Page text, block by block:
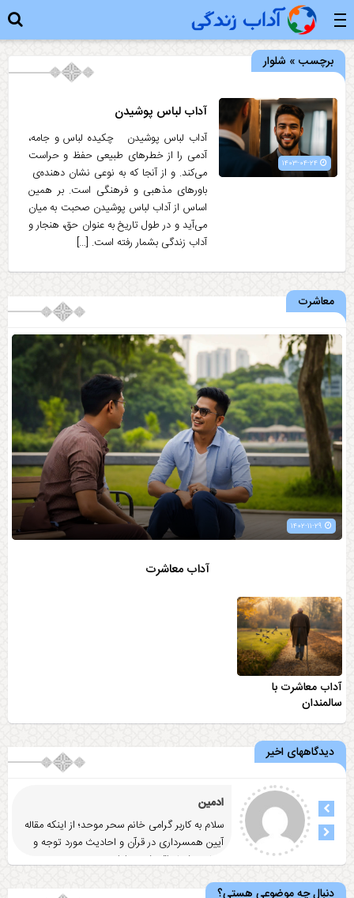
برچسب » شلوار
آداب لباس پوشیدن
آداب لباس پوشیدن چکیده لباس و جامه،
آدمی را از خطرهای طبیعی حفظ و حراست
می‌کند. و از آنجا که به نوعی نشان دهنده‌ی
باورهای مذهبی و فرهنگی است. بر همین
اساس از آداب لباس پوشیدن صحبت به میان
می‌آید و در طول تاریخ به عنوان حق، هنجار و
آداب زندگی بشمار رفته است. […]
معاشرت
آداب معاشرت
آداب معاشرت با
سالمندان
دیدگاههای اخیر
ادمین
سلام به کاربر گرامی خانم سحر موحد؛ از اینکه مقاله
آيين همسرداری در قرآن و احاديث مورد توجه و
رضایت شما واقع شد
... ادامه
دنبال چه موضوعی هستی؟